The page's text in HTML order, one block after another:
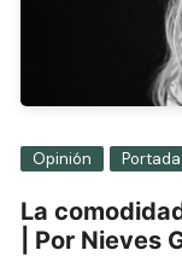
Opinión Portada
La
| Por Nieves